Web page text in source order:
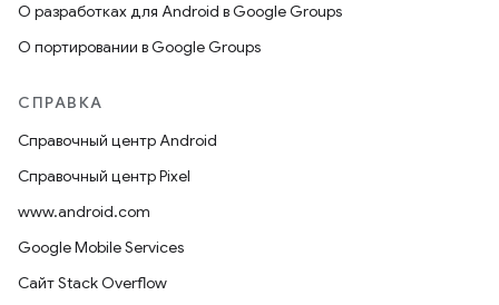
О разработках для Android в Google Groups
О портировании в Google Groups
СПРАВКА
Справочный центр Android
Справочный центр Pixel
www.android.com
Google Mobile Services
Сайт Stack Overflow